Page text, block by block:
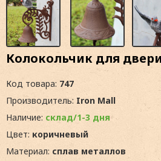
Колокольчик для
Код товара: 747
Производитель: Iron Mall
Наличие: склад/1-3 дня
Цвет: коричневый
Материал: сплав металлов